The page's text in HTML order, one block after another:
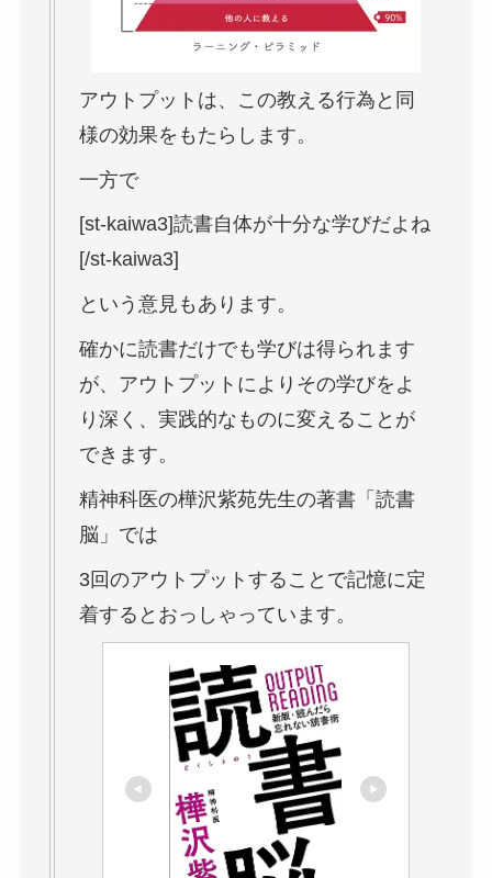
アウトプットは、この教える行為と同
様の効果をもたらします。
一方で
[st-kaiwa3]読書自体が十分な学びだよね
[/st-kaiwa3]
という意見もあります。
確かに読書だけでも学びは得られます
が、アウトプットによりその学びをよ
り深く、実践的なものに変えることが
できます。
精神科医の樺沢紫苑先生の著書「読書
脳」では
3回のアウトプットすることで記憶に定
着するとおっしゃっています。